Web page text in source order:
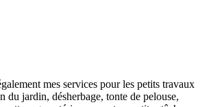
mes services pour les petits travaux
du jardin, désherbage, tonte de pelouse,